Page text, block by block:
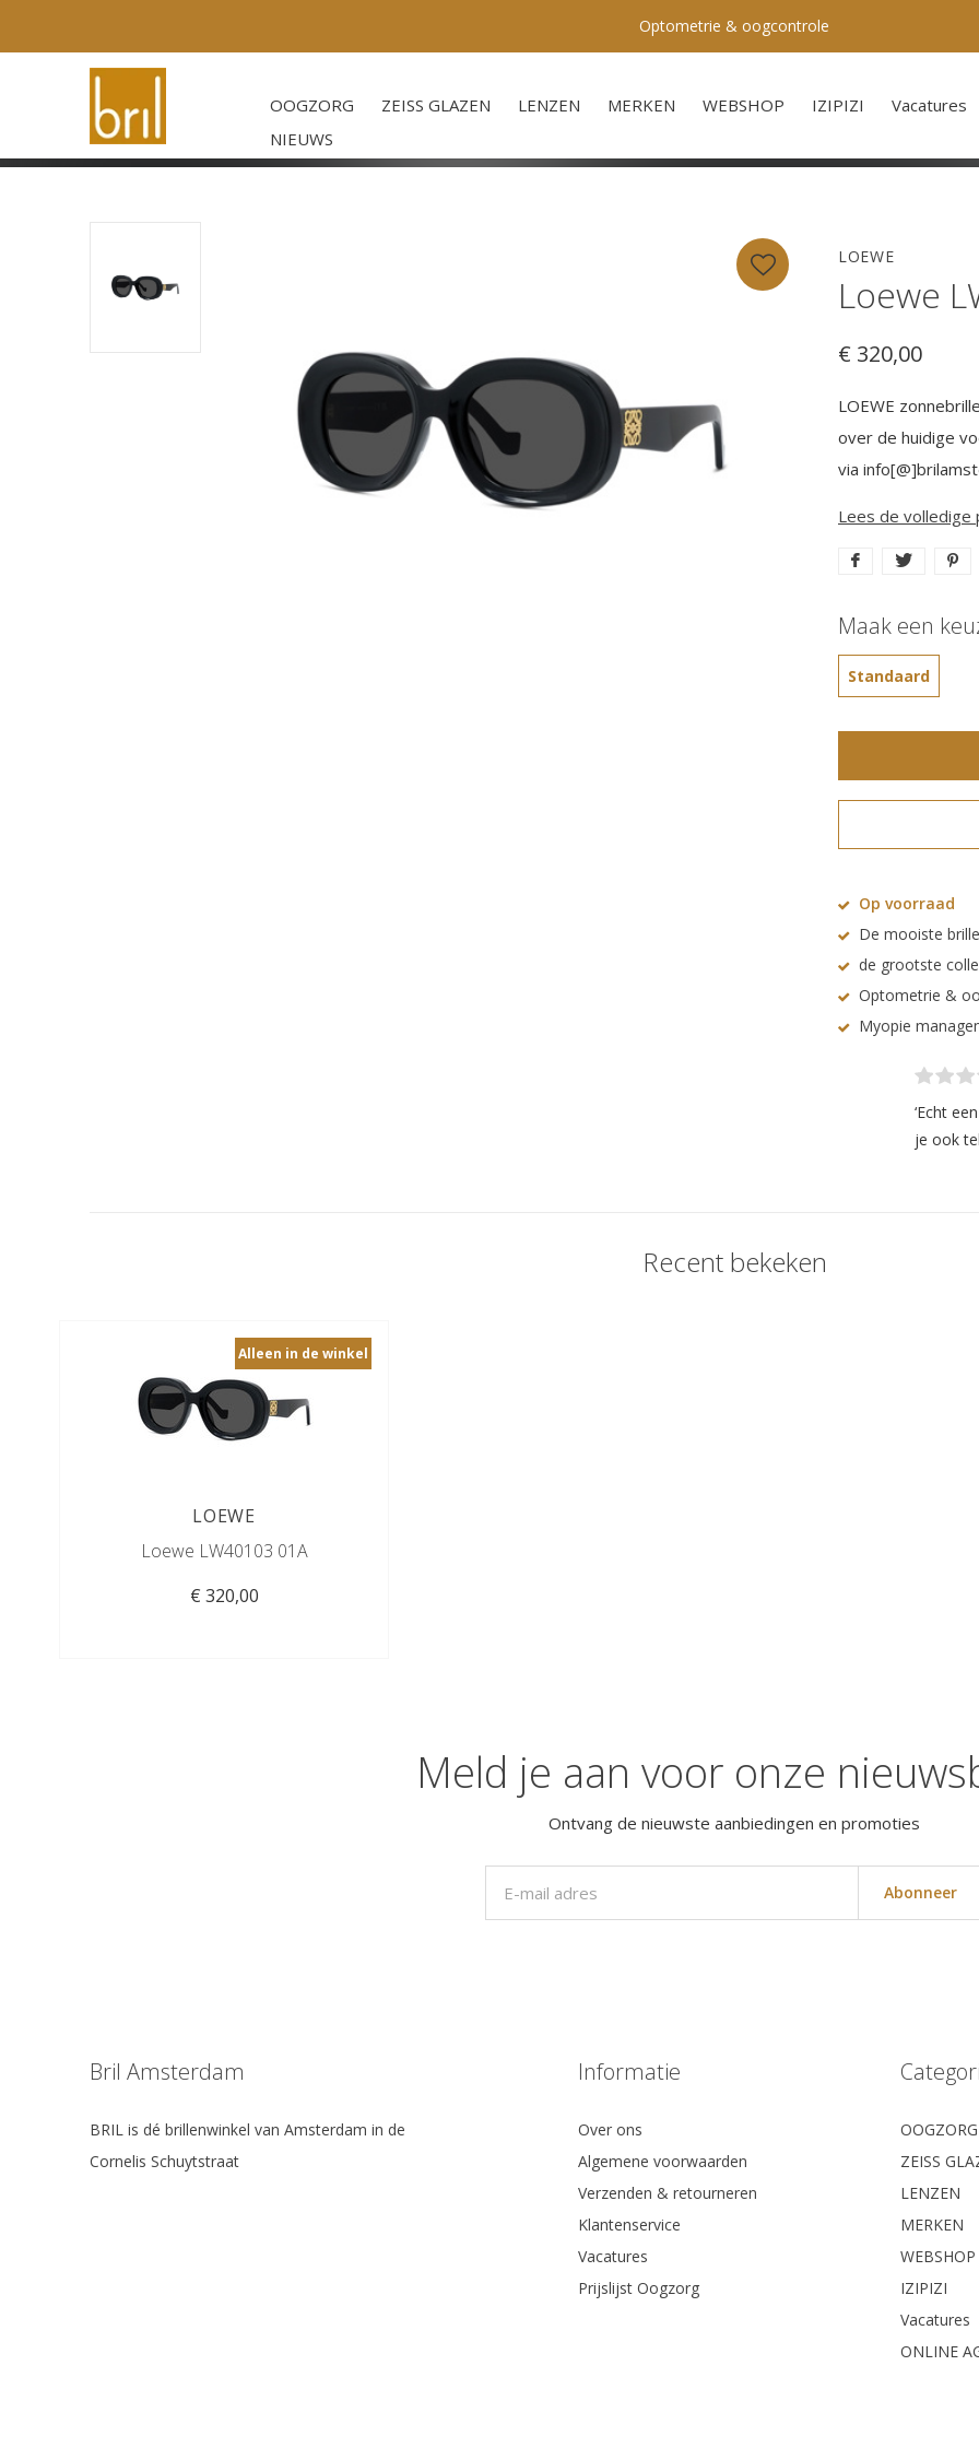
OOGZORG ZEISS GLAZEN LENZEN MERKEN WEBSHOP IZIPIZI
Vacatures
NIEUWS
Optometrie & oogcontrole
LOEWE
Loewe
€ 320,00
LOEWE
over de huidige
via
Lees de volledige
Maak een
Standaard
Op voorraad
De mooiste
de grootste
Optometrie &
Myopie
‘Echt
je ook
Recent bekeken
ㅤAlleen in de winkelㅤ
LOEWE
Loewe LW40103 01A
€ 320,00
Meld je aan voor onze
Ontvang de nieuwste aanbiedingen en promoties
Abonneer
Bril Amsterdam
BRIL is dé brillenwinkel van Amsterdam in de
Cornelis Schuytstraat
Informatie
Over ons
Algemene voorwaarden
Verzenden & retourneren
Klantenservice
Vacatures
Prijslijst Oogzorg
OOGZORG
ZEISS
LENZEN
MERKEN
WEBSHOP
IZIPIZI
Vacatures
ONLINE